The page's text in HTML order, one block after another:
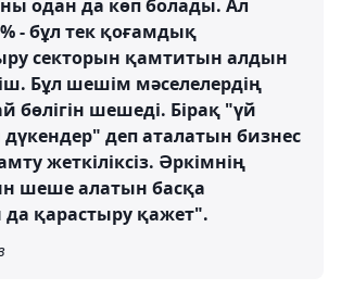
одан да көп болады. Ал
- бұл тек қоғамдық
секторын қамтитын алдын
Бұл шешім мәселелердің
бөлігін шешеді. Бірақ "үй
деп аталатын бизнес
жеткіліксіз. Әркімнің
шеше алатын басқа
қарастыру қажет".